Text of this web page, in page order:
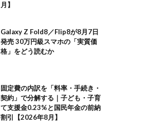
月】
Galaxy Z Fold8／Flip8が8月7日
発売 30万円級スマホの「実質価
格」をどう読むか
固定費の内訳を「料率・手続き・
契約」で分解する｜子ども・子育
て支援金0.23%と国民年金の前納
割引【2026年8月】